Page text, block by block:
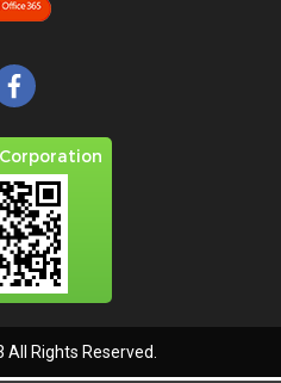
Rights Reserved.